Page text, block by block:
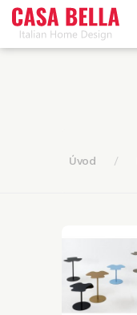
Úvod